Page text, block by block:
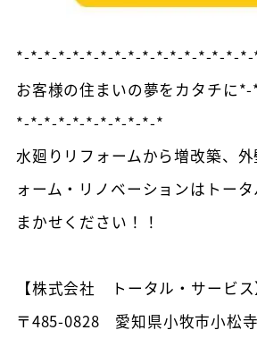
*-*-*-*-*-*-*-*-*-*-*-*-*-*-*-*-
お客様の住まいの夢をカタチ
*-*-*-*-*-*-*-*-*-*-*
水廻りリフォームから増改築、
ォーム・リノベーションはトー
まかせください！！
【株式会社 トータル・サービス
〒485-0828 愛知県小牧市小